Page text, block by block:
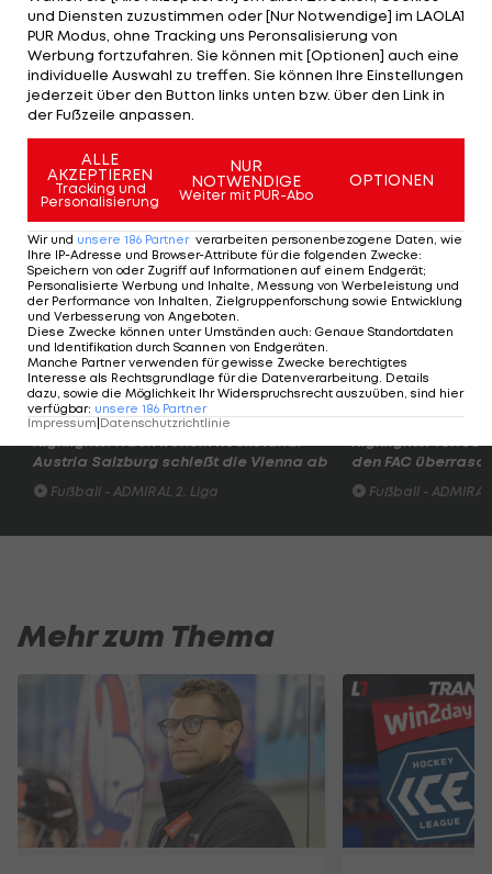
Österreich verbuchte im Laufe des Turniers einen
4:1-Sieg über Italien, einen 3:2-Shootout-Sieg über
dieSlowakei und ein 8:3 über Dänemark, neben
Ungarn blieb auchNorwegenmit einem 5:4
obenauf.
ÖEHV-
Team
verkauft
sich gegen
Tschechien
Eishockey
Highlights: Nach frühem Rückstand:
Austria Salzburg schießt die Vienna ab
Fußball - ADMIRAL 2. Liga
Highlights:
den FAC
Fußball -
Mehr zum Thema
und Diensten zuzustimmen oder [Nur Notwendige] im LAOLA1
PUR Modus, ohne Tracking uns Peronsalisierung von
Werbung fortzufahren. Sie können mit [Optionen] auch eine
individuelle Auswahl zu treffen. Sie können Ihre Einstellungen
jederzeit über den Button links unten bzw. über den Link in
der Fußzeile anpassen.
ALLE
AKZEPTIEREN
Tracking und
Personalisierung
NUR
NOTWENDIGE
Weiter mit PUR-Abo
OPTIONEN
Wir und unsere 186 Partner verarbeiten personenbezogene Daten, wie
Ihre IP-Adresse und Browser-Attribute für die folgenden Zwecke:
Speichern von oder Zugriff auf Informationen auf einem Endgerät;
Personalisierte Werbung und Inhalte, Messung von Werbeleistung und
der Performance von Inhalten, Zielgruppenforschung sowie Entwicklung
und Verbesserung von Angeboten
Diese Zwecke können unter Umständen auch: Genaue Standortdaten
und Identifikation durch Scannen von Endgeräten
Manche Partner verwenden für gewisse Zwecke berechtigtes
Interesse als Rechtsgrundlage für die Datenverarbeitung. Details
dazu, sowie die Möglichkeit Ihr Widerspruchsrecht auszuüben, sind hier
verfügbar: unsere 186 Partner
Impressum|Datenschutzrichtlinie